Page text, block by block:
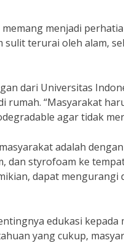
menjadi
sulit terurai oleh alam,
dari Universitas
rumah. “Masyarakat
agar tidak
adalah
dan styrofoam ke
dapat
edukasi
yang cukup,